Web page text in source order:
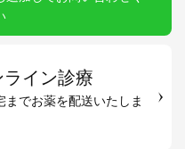
ライン診療
までお薬を配送いたしま